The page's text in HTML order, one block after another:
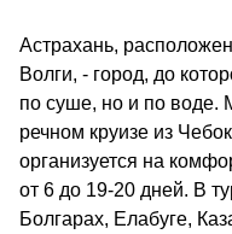
Астрахань,
Волги, - город, до
по суше, но и по воде.
речном круизе из
организуется на
от 6 до 19-20 дней. В
Болгарах, Елабуге,